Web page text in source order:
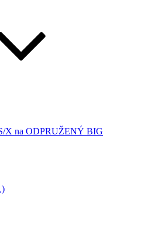
X na ODPRUŽENÝ BIG